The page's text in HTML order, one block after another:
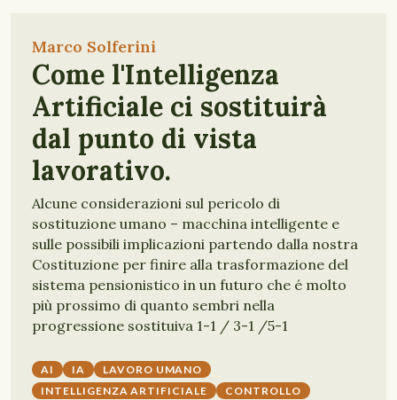
Marco Solferini
Come l'Intelligenza
Artificiale ci sostituirà
dal punto di vista
lavorativo.
Alcune considerazioni sul pericolo di
sostituzione umano – macchina intelligente e
sulle possibili implicazioni partendo dalla nostra
Costituzione per finire alla trasformazione del
sistema pensionistico in un futuro che é molto
più prossimo di quanto sembri nella
progressione sostituiva 1-1 / 3-1 /5-1
AI IA
LAVORO UMANO
INTELLIGENZA ARTIFICIALE
CONTROLLO